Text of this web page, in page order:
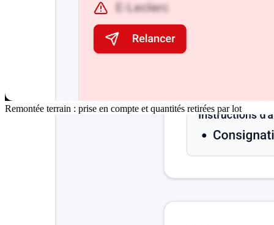
Remontée terrain : prise en compte et quantités retirées par lot